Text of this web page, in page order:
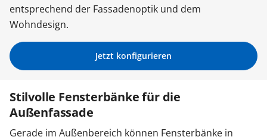
Sonnenschutz
Zäune & Tore
Garagentore
entsprechend der Fassadenoptik und dem
Wohndesign.
Jetzt konfigurieren
Stilvolle Fensterbänke für die
Außenfassade
Gerade im Außenbereich können Fensterbänke in